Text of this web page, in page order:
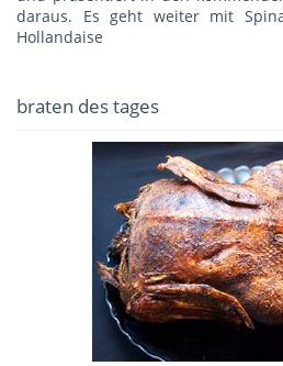
daraus. Es geht weiter mit
Hollandaise
braten des tages